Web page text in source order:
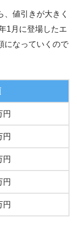
値引きが大きく
1月に登場したエ
になっていくので
円
円
円
円
円